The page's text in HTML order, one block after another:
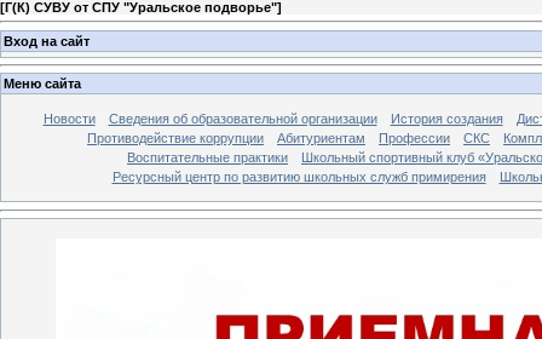
[Г(К) СУВУ от СПУ "Уральское подворье"]
Вход на сайт
Меню сайта
Новости Сведения об образовательной организации История создания
Противодействие коррупции
Абитуриентам Профессии СКС
Воспитательные практики
Школьный спортивный клуб
Ресурсный центр по развитию школьных служб примирения